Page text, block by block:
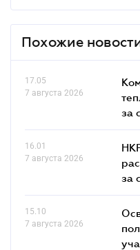
Похожие
17.05
7 августа 2026
за
16.01
7 августа 2026
за
15.10
7 августа 2026